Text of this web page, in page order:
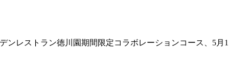
ンレストラン徳川園期間限定コラボレーションコース、5月